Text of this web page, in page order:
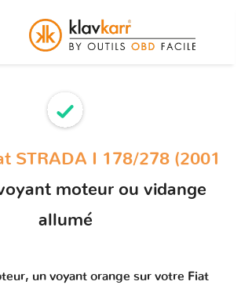
STRADA I 178/278 (2001
moteur ou vidange
allumé
, un voyant orange sur votre Fiat